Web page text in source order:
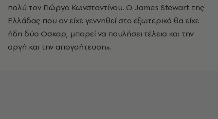
πολύ τον Γιώργο Κωνσταντίνου. Ο James Stewart της
Ελλάδας που αν είχε γεννηθεί στο εξωτερικό θα είχε
ήδη δύο Οσκαρ, μπορεί να πουλήσει τέλεια και την
οργή και την απογοήτευση».